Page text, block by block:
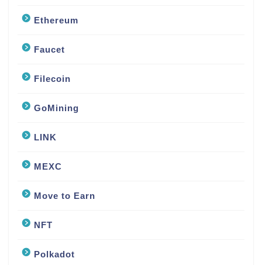
Ethereum
Faucet
Filecoin
GoMining
LINK
MEXC
Move to Earn
NFT
Polkadot